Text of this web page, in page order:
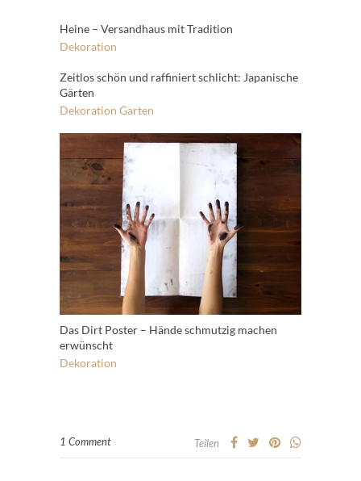
Heine – Versandhaus mit Tradition
Dekoration
Zeitlos schön und raffiniert schlicht: Japanische
Gärten
Dekoration Garten
Das Dirt Poster – Hände schmutzig machen
erwünscht
Dekoration
1 Comment Teilen